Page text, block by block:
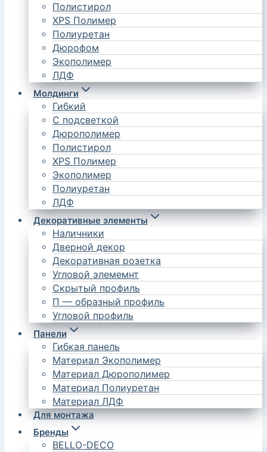
Полистирол
XPS Полимер
Полиуретан
Дюрофом
Экополимер
ЛДФ
Молдинги
Гибкий
С подсветкой
Дюрополимер
Полистирол
XPS Полимер
Экополимер
Полиуретан
ЛДФ
Декоративные элементы
Наличники
Дверной декор
Декоративная розетка
Угловой элемемнт
Скрытый профиль
П — образный профиль
Угловой профиль
Панели
Гибкая панель
Материал Экополимер
Материал Дюрополимер
Материал Полиуретан
Материал ЛДФ
Для монтажа
Бренды
BELLO-DECO